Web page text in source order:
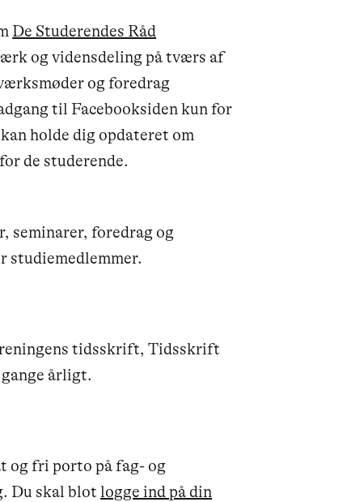
De Studerendes Råd
og vidensdeling på tværs af
og foredrag
til Facebooksiden kun for
holde dig opdateret om
de studerende.
seminarer, foredrag og
tidsskrift, Tidsskrift
årligt.
og fri porto på fag- og
Du skal blotlogge ind på din